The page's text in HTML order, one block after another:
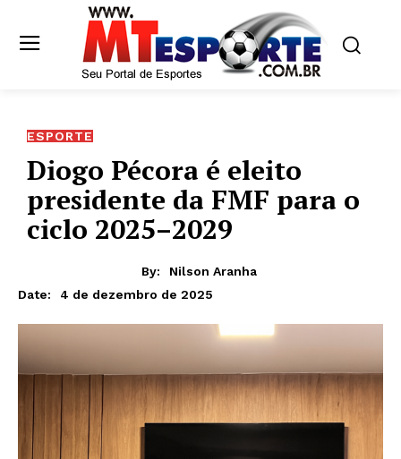
ESPORTE
Diogo Pécora é eleito
presidente da FMF para o
ciclo 2025–2029
By:
Nilson Aranha
Date:
4 de dezembro de 2025